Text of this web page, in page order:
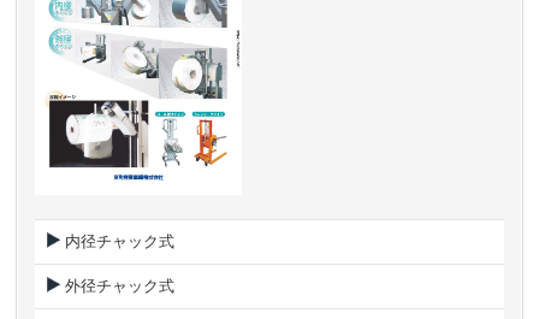
内径チャック式
外径チャック式